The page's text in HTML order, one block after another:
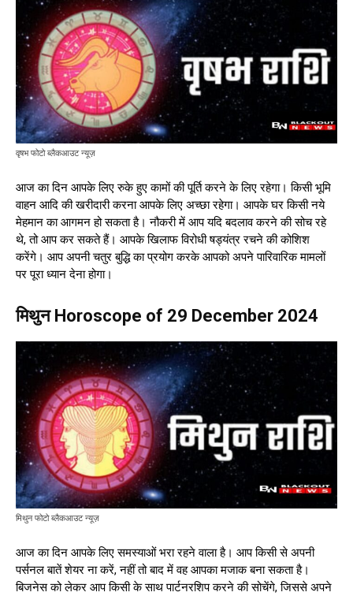
वृषभ फोटो ब्लैकआउट न्यूज़
आज का दिन आपके लिए रुके हुए कामों की पूर्ति करने के लिए रहेगा। किसी भूमि
वाहन आदि की खरीदारी करना आपके लिए अच्छा रहेगा। आपके घर किसी नये
मेहमान का आगमन हो सकता है। नौकरी में आप यदि बदलाव करने की सोच रहे
थे, तो आप कर सकते हैं। आपके खिलाफ विरोधी षड्यंत्र रचने की कोशिश
करेंगे। आप अपनी चतुर बुद्धि का प्रयोग करके आपको अपने पारिवारिक मामलों
पर पूरा ध्यान देना होगा।
मिथुन Horoscope of 29 December 2024
मिथुन फोटो ब्लैकआउट न्यूज़
आज का दिन आपके लिए समस्याओं भरा रहने वाला है। आप किसी से अपनी
पर्सनल बातें शेयर ना करें, नहीं तो बाद में वह आपका मजाक बना सकता है।
बिजनेस को लेकर आप किसी के साथ पार्टनरशिप करने की सोचेंगे, जिससे अपने